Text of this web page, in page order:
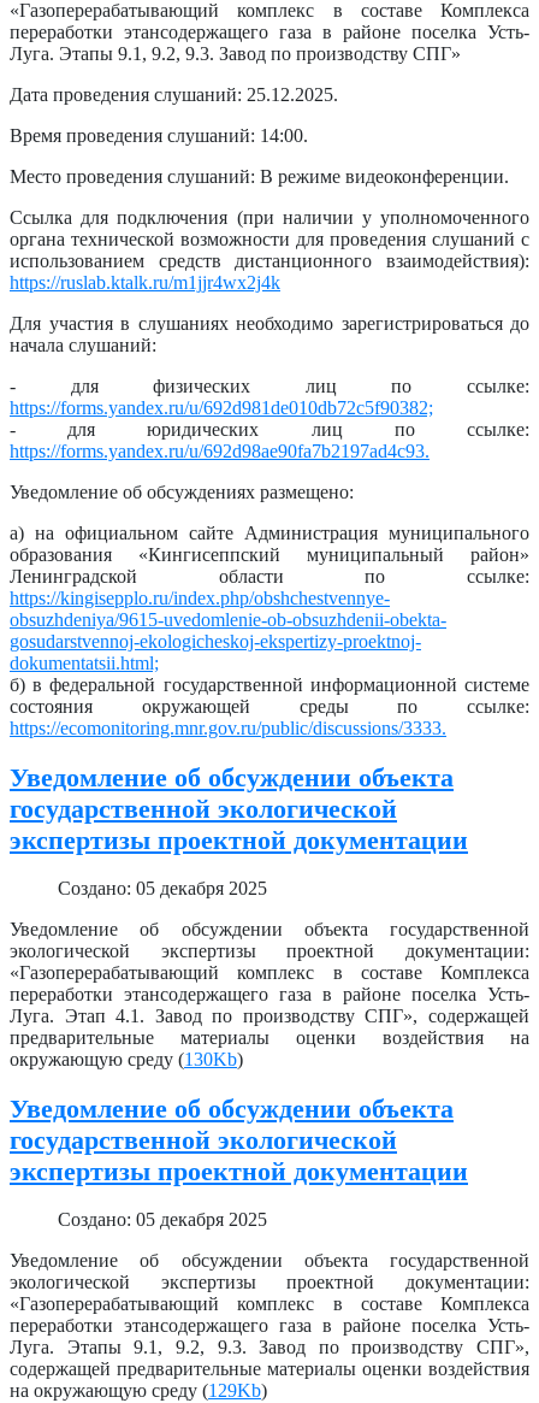
«Газоперерабатывающий комплекс в составе Комплекса
переработки этансодержащего газа в районе поселка Усть-
Луга. Этапы 9.1, 9.2, 9.3. Завод по производству СПГ»
Дата проведения слушаний: 25.12.2025.
Время проведения слушаний: 14:00.
Место проведения слушаний: В режиме видеоконференции.
Ссылка для подключения (при наличии у уполномоченного
органа технической возможности для проведения слушаний с
использованием средств дистанционного взаимодействия):
https://ruslab.ktalk.ru/m1jjr4wx2j4k
Для участия в слушаниях необходимо зарегистрироваться до
начала слушаний:
- для физических лиц по ссылке:
https://forms.yandex.ru/u/692d981de010db72c5f90382;
- для юридических лиц по ссылке:
https://forms.yandex.ru/u/692d98ae90fa7b2197ad4c93.
Уведомление об обсуждениях размещено:
а) на официальном сайте Администрация муниципального
образования «Кингисеппский муниципальный район»
Ленинградской области по ссылке:
https://kingisepplo.ru/index.php/obshchestvennye-
obsuzhdeniya/9615-uvedomlenie-ob-obsuzhdenii-obekta-
gosudarstvennoj-ekologicheskoj-ekspertizy-proektnoj-
dokumentatsii.html;
б) в федеральной государственной информационной системе
состояния окружающей среды по ссылке:
https://ecomonitoring.mnr.gov.ru/public/discussions/3333.
Уведомление об обсуждении объекта
государственной экологической
экспертизы проектной документации
Создано: 05 декабря 2025
Уведомление об обсуждении объекта государственной
экологической экспертизы проектной документации:
«Газоперерабатывающий комплекс в составе Комплекса
переработки этансодержащего газа в районе поселка Усть-
Луга. Этап 4.1. Завод по производству СПГ», содержащей
предварительные материалы оценки воздействия на
окружающую среду (130Kb)
Уведомление об обсуждении объекта
государственной экологической
экспертизы проектной документации
Создано: 05 декабря 2025
Уведомление об обсуждении объекта государственной
экологической экспертизы проектной документации:
«Газоперерабатывающий комплекс в составе Комплекса
переработки этансодержащего газа в районе поселка Усть-
Луга. Этапы 9.1, 9.2, 9.3. Завод по производству СПГ»,
содержащей предварительные материалы оценки воздействия
на окружающую среду (129Kb)